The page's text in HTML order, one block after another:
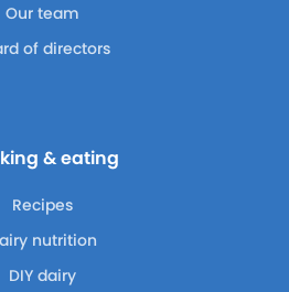
Our team
of directors
& eating
Recipes
nutrition
DIY dairy